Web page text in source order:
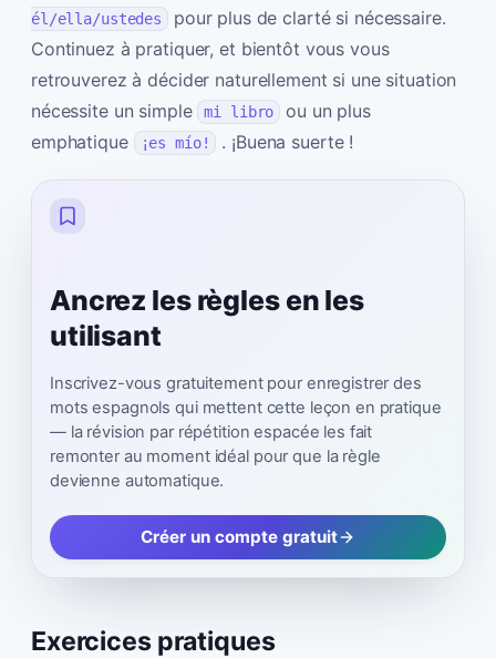
él/ella/ustedes
pour plus de clarté si nécessaire.
Continuez à pratiquer, et bientôt vous vous
retrouverez à décider naturellement si une situation
nécessite un simple mi libro
ou un plus
emphatique
¡es mío! . ¡Buena suerte !
Ancrez les règles en les
utilisant
Inscrivez-vous gratuitement pour enregistrer des
mots espagnols qui mettent cette leçon en pratique
— la révision par répétition espacée les fait
remonter au moment idéal pour que la règle
devienne automatique.
Créer un compte gratuit
Exercices pratiques